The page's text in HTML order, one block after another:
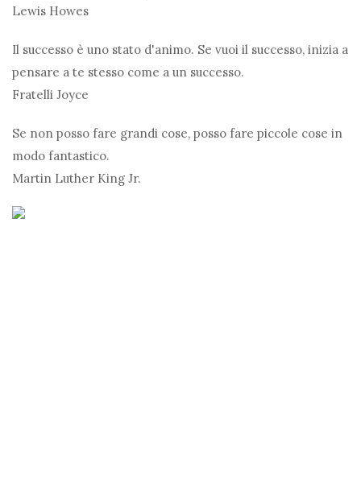
Lewis Howes
Il successo è uno stato d'animo. Se vuoi il successo, inizia a
pensare a te stesso come a un successo.
Fratelli Joyce
Se non posso fare grandi cose, posso fare piccole cose in
modo fantastico.
Martin Luther King Jr.